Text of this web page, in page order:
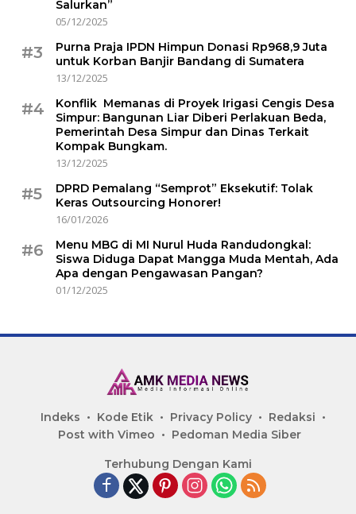
Salurkan”
05/12/2025
#3
Purna Praja IPDN Himpun Donasi Rp968,9 Juta
untuk Korban Banjir Bandang di Sumatera
13/12/2025
#4
Konflik Memanas di Proyek Irigasi Cengis Desa
Simpur: Bangunan Liar Diberi Perlakuan Beda,
Pemerintah Desa Simpur dan Dinas Terkait
Kompak Bungkam.
13/12/2025
#5
DPRD Pemalang “Semprot” Eksekutif: Tolak
Keras Outsourcing Honorer!
16/01/2026
#6
Menu MBG di MI Nurul Huda Randudongkal:
Siswa Diduga Dapat Mangga Muda Mentah, Ada
Apa dengan Pengawasan Pangan?
01/12/2025
Indeks Kode Etik Privacy Policy
Redaksi
Post with Vimeo
Pedoman Media Siber
Terhubung Dengan Kami